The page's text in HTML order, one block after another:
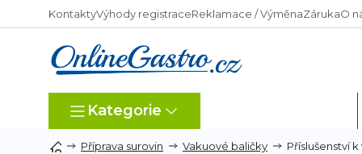
na
KontaktyVýhody registraceReklamace / VýměnaZárukaO
Kategorie
Příprava surovin Vakuové baličky Příslušenství